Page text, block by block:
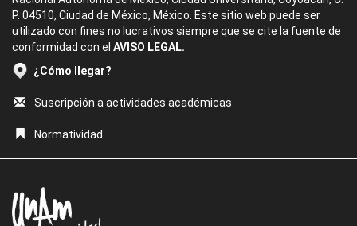
P. 04510, Ciudad de México, México. Este sitio web puede ser
utilizado con fines no lucrativos siempre que se cite la fuente de
conformidad con el AVISO LEGAL.
¿Cómo llegar?
Suscripción a actividades académicas
Normatividad